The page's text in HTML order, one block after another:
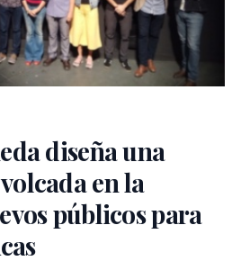
diseña una
en la
públicos para